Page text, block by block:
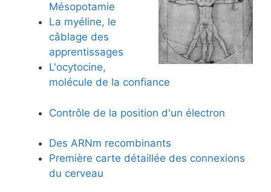
Mésopotamie
La myéline, le
câblage des
apprentissages
L'ocytocine,
molécule de la confiance
Contrôle de la position d'un électron
Des ARNm recombinants
Première carte détaillée des connexions
du cerveau